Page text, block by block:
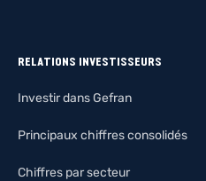
RELATIONS INVESTISSEURS
Investir dans Gefran
Principaux chiffres consolidés
Chiffres par secteur